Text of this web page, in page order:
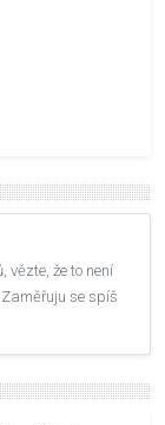
vězte, že to není
se spíš